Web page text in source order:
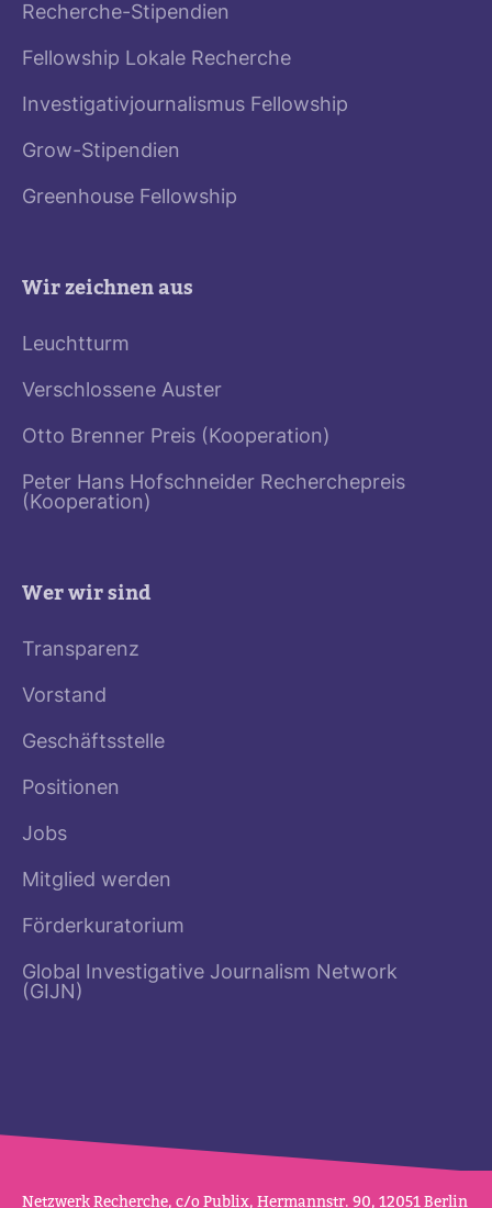
Recherche-Stipendien
Fellowship Lokale Recherche
Investigativjournalismus Fellowship
Grow-Stipendien
Greenhouse Fellowship
Wir zeichnen aus
Leuchtturm
Verschlossene Auster
Otto Brenner Preis (Kooperation)
Peter Hans Hofschneider Recherchepreis
(Kooperation)
Wer wir sind
Transparenz
Vorstand
Geschäftsstelle
Positionen
Jobs
Mitglied werden
Förderkuratorium
Global Investigative Journalism Network
(GIJN)
Netz­werk Recherche, c/o Publix, Her­mannstr. 90, 12051 Berlin